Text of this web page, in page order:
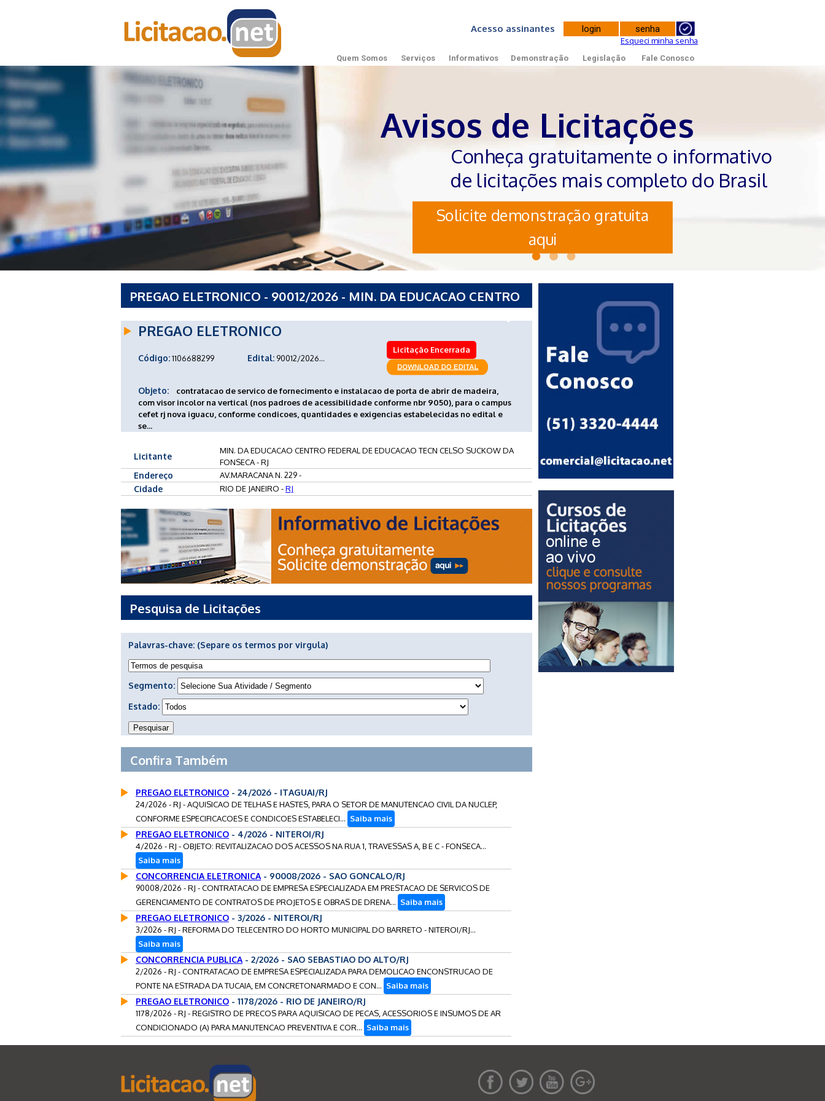
Acesso assinantes
Esqueci minha senha
Quem Somos Serviços Informativos Demonstração Legislação Fale Conosco
Avisos de Licitações
Conheça gratuitamente o informativo
de licitações mais completo do Brasil
Solicite demonstração gratuita
aqui
PREGAO ELETRONICO - 90012/2026 - MIN. DA EDUCACAO CENTRO
PREGAO ELETRONICO
Código:1106688299 Edital: 90012/2026...
Licitação Encerrada
Objeto:
contratacao de servico de fornecimento e instalacao de porta de abrir de madeira,
com visor incolor na vertical (nos padroes de acessibilidade conforme nbr 9050), para o campus
cefet rj nova iguacu, conforme condicoes, quantidades e exigencias estabelecidas no edital e
se...
Licitante
MIN. DA EDUCACAO CENTRO FEDERAL DE EDUCACAO TECN CELSO SUCKOW DA
FONSECA - RJ
Endereço AV.MARACANA N. 229 -
Cidade RIO DE JANEIRO -RJ
Pesquisa de Licitações
Palavras-chave: (Separe os termos por virgula)
Segmento:
Estado:
Confira Também
PREGAO ELETRONICO - 24/2026 - ITAGUAI/RJ
24/2026 - RJ - AQUISICAO DE TELHAS E HASTES, PARA O SETOR DE MANUTENCAO CIVIL DA NUCLEP,
CONFORME ESPECIFICACOES E CONDICOES ESTABELECI... Saiba mais
PREGAO ELETRONICO - 4/2026 - NITEROI/RJ
4/2026 - RJ - OBJETO: REVITALIZACAO DOS ACESSOS NA RUA 1, TRAVESSAS A, B E C - FONSECA...
Saiba mais
CONCORRENCIA ELETRONICA - 90008/2026 - SAO GONCALO/RJ
90008/2026 - RJ - CONTRATACAO DE EMPRESA ESPECIALIZADA EM PRESTACAO DE SERVICOS DE
GERENCIAMENTO DE CONTRATOS DE PROJETOS E OBRAS DE DRENA... Saiba mais
PREGAO ELETRONICO - 3/2026 - NITEROI/RJ
3/2026 - RJ - REFORMA DO TELECENTRO DO HORTO MUNICIPAL DO BARRETO - NITEROI/RJ...
Saiba mais
CONCORRENCIA PUBLICA - 2/2026 - SAO SEBASTIAO DO ALTO/RJ
2/2026 - RJ - CONTRATACAO DE EMPRESA ESPECIALIZADA PARA DEMOLICAO ENCONSTRUCAO DE
PONTE NA ESTRADA DA TUCAIA, EM CONCRETONARMADO E CON... Saiba mais
PREGAO ELETRONICO - 1178/2026 - RIO DE JANEIRO/RJ
1178/2026 - RJ - REGISTRO DE PRECOS PARA AQUISICAO DE PECAS, ACESSORIOS E INSUMOS DE AR
CONDICIONADO (A) PARA MANUTENCAO PREVENTIVA E COR... Saiba mais